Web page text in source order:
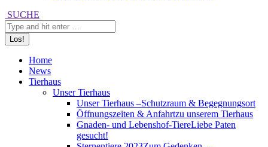
Search:
SUCHE
Home
News
Tierhaus
Unser Tierhaus
Unser Tierhaus –Schutzraum & Begegnungsort
Öffnungszeiten & Anfahrtzu unserem Tierhaus
Gnaden- und Lebenshof-TiereLiebe Paten
gesucht!